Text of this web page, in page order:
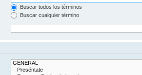
Buscar todos los términos
Buscar cualquier término